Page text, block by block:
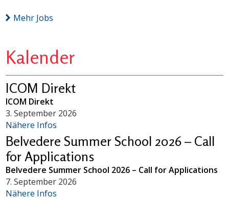
Mehr Jobs
Kalender
ICOM Direkt
ICOM Direkt
3. September 2026
Nähere Infos
Belvedere Summer School 2026 – Call
for Applications
Belvedere Summer School 2026 – Call for Applications
7. September 2026
Nähere Infos